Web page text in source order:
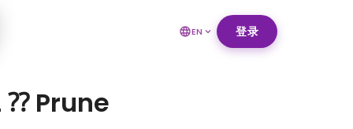
EN 登录
⁇ Prune